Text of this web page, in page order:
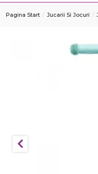
Pagina Start Jucarii Si Jocuri